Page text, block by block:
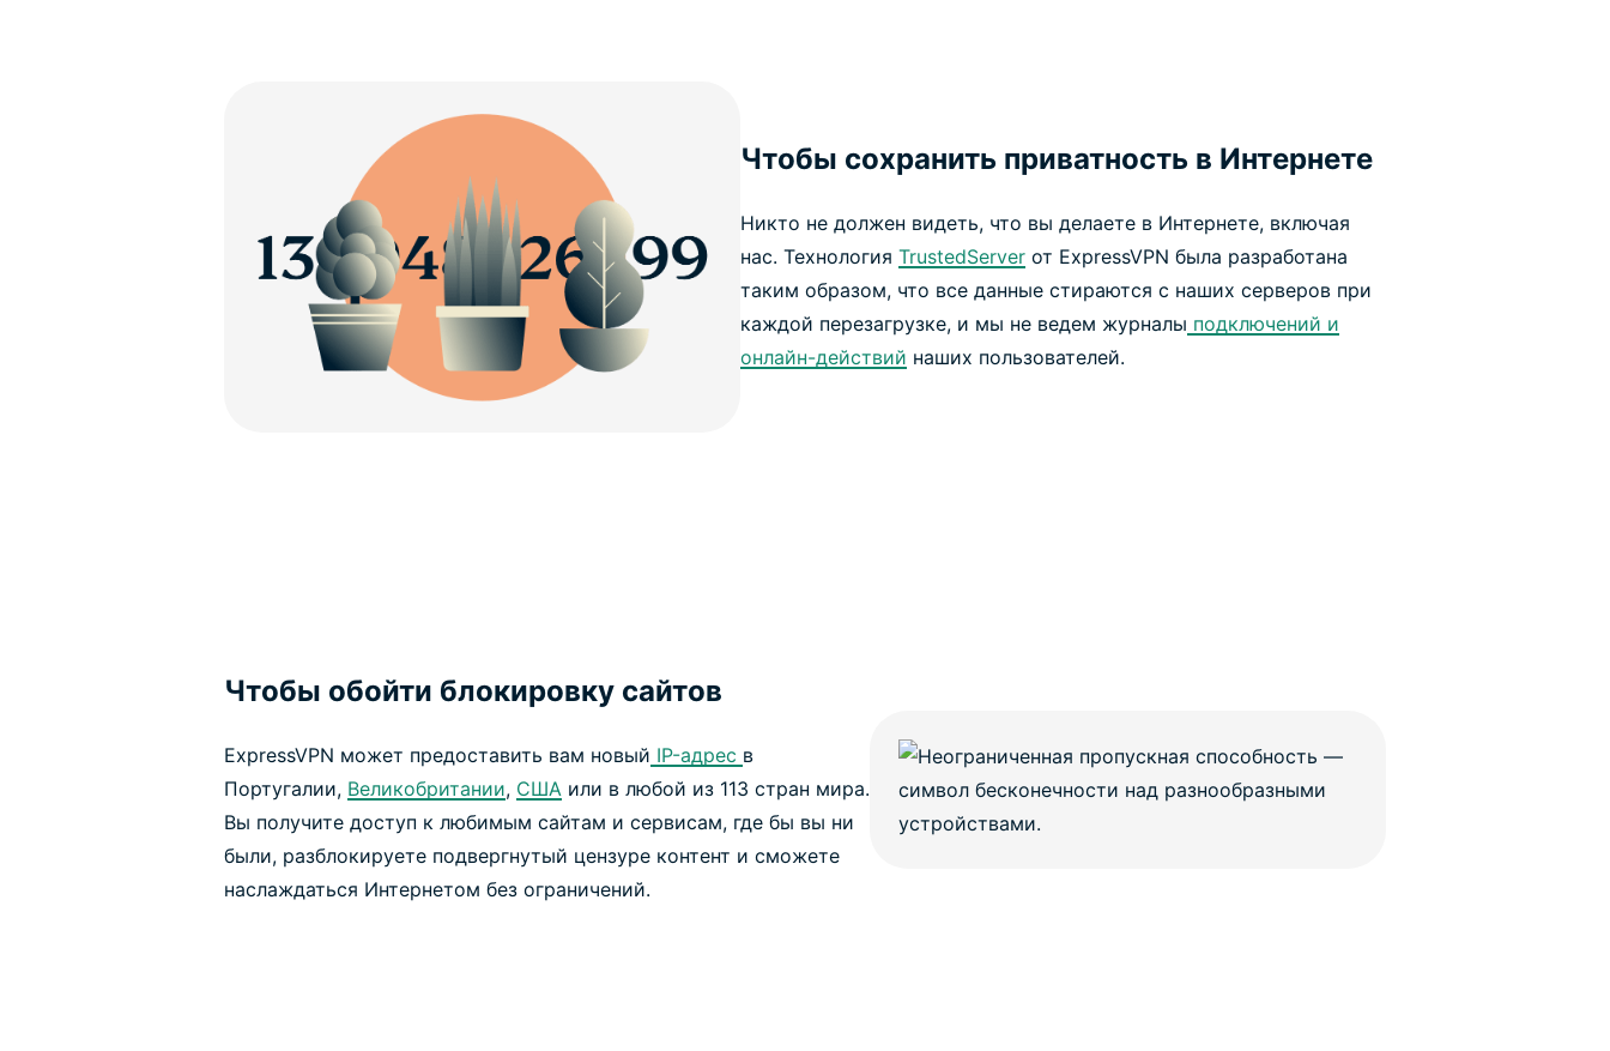
Чтобы сохранить приватность в Интернете
Никто не должен видеть, что вы делаете в Интернете, включая
нас. Технология TrustedServerот ExpressVPN была разработана
таким образом, что все данные стираются с наших серверов при
каждой перезагрузке, и мы не ведем журналы подключений и
онлайн-действий наших пользователей.
Чтобы обойти блокировку сайтов
ExpressVPN может предоставить вам новый IP-адрес в
Португалии, Великобритании, США или в любой из 113 стран мира.
Вы получите доступ к любимым сайтам и сервисам, где бы вы ни
были, разблокируете подвергнутый цензуре контент и сможете
наслаждаться Интернетом без ограничений.